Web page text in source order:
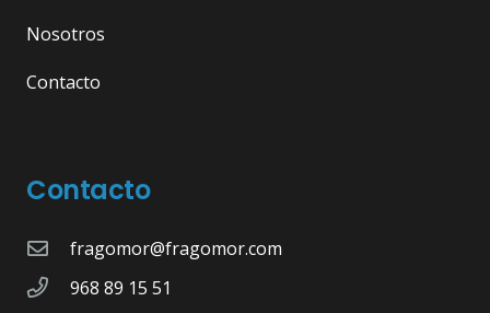
Nosotros
Contacto
Contacto
fragomor@fragomor.com
968 89 15 51